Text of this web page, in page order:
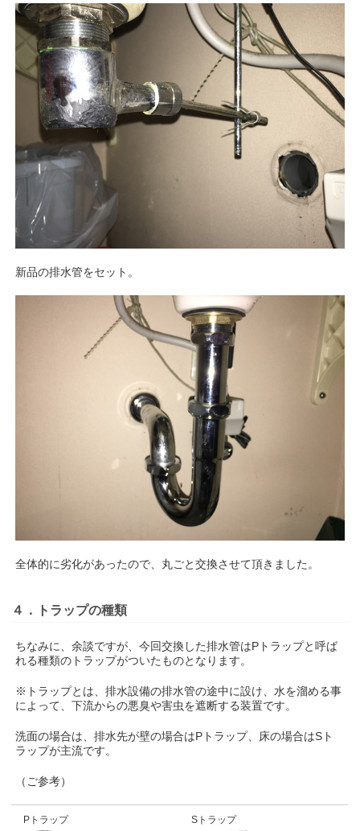
新品の排水管をセット。
全体的に劣化があったので、丸ごと交換させて頂きました。
４．トラップの種類
ちなみに、余談ですが、今回交換した排水管はPトラップと呼ば
れる種類のトラップがついたものとなります。
※トラップとは、排水設備の排水管の途中に設け、水を溜める事
によって、下流からの悪臭や害虫を遮断する装置です。
洗面の場合は、排水先が壁の場合はPトラップ、床の場合はSト
ラップが主流です。
（ご参考）
Pトラップ Sトラップ